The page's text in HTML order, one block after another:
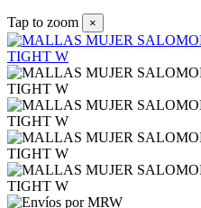
Tap to zoom ×